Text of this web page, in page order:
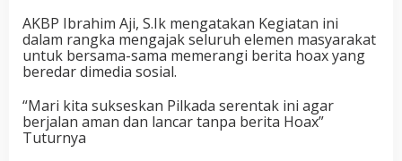
AKBP Ibrahim Aji, S.Ik mengatakan Kegiatan ini
dalam rangka mengajak seluruh elemen masyarakat
untuk bersama-sama memerangi berita hoax yang
beredar dimedia sosial.
“Mari kita sukseskan Pilkada serentak ini agar
berjalan aman dan lancar tanpa berita Hoax”
Tuturnya